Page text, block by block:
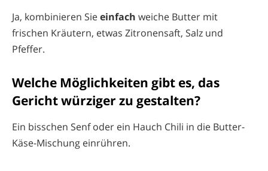
Ja, kombinieren Sieeinfach weiche Butter mit
frischen Kräutern, etwas Zitronensaft, Salz und
Pfeffer.
Welche Möglichkeiten gibt es, das
Gericht würziger zu gestalten?
Ein bisschen Senf oder ein Hauch Chili in die Butter-
Käse-Mischung einrühren.